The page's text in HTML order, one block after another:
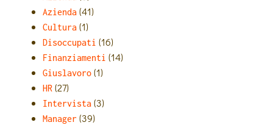
Azienda (41)
Cultura (1)
Disoccupati (16)
Finanziamenti (14)
Giuslavoro (1)
HR (27)
Intervista (3)
Manager (39)